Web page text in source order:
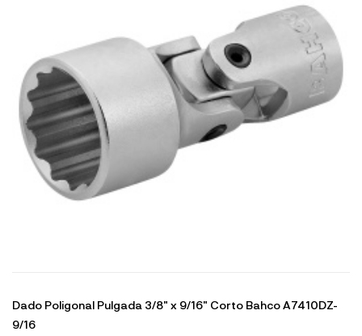
Dado Poligonal Pulgada 3/8" x 9/16" Corto Bahco A7410DZ-
9/16